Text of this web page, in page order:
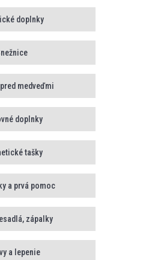
doplnky
medveďmi
doplnky
tašky
a prvá pomoc
zápalky
a lepenie